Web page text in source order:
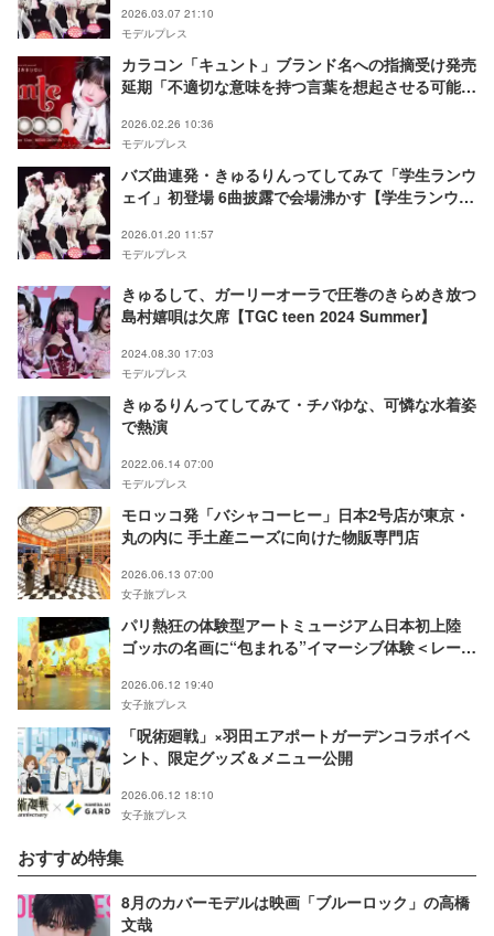
2026.03.07 21:10
モデルプレス
カラコン「キュント」ブランド名への指摘受け発売
延期「不適切な意味を持つ言葉を想起させる可能
2026.02.26 10:36
モデルプレス
バズ曲連発・きゅるりんってしてみて「学生ランウ
ェイ」初登場 6曲披露で会場沸かす【学生ランウェ
2026.01.20 11:57
モデルプレス
きゅるして、ガーリーオーラで圧巻のきらめき放つ
島村嬉唄は欠席【TGC teen 2024 Summer】
2024.08.30 17:03
モデルプレス
きゅるりんってしてみて・チバゆな、可憐な水着姿
で熱演
2022.06.14 07:00
モデルプレス
モロッコ発「バシャコーヒー」日本2号店が東京・
丸の内に 手土産ニーズに向けた物販専門店
2026.06.13 07:00
女子旅プレス
パリ熱狂の体験型アートミュージアム日本初上陸
ゴッホの名画に“包まれる”イマーシブ体験＜レー
2026.06.12 19:40
女子旅プレス
「呪術廻戦」×羽田エアポートガーデンコラボイベ
ント、限定グッズ＆メニュー公開
2026.06.12 18:10
女子旅プレス
おすすめ特集
8月のカバーモデルは映画「ブルーロック」の高橋
文哉